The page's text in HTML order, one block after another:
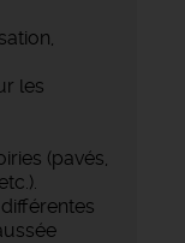
les
(pavés,